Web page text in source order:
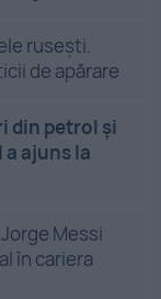
rusești.
de apărare
din petrol și
ajuns la
Messi
în cariera